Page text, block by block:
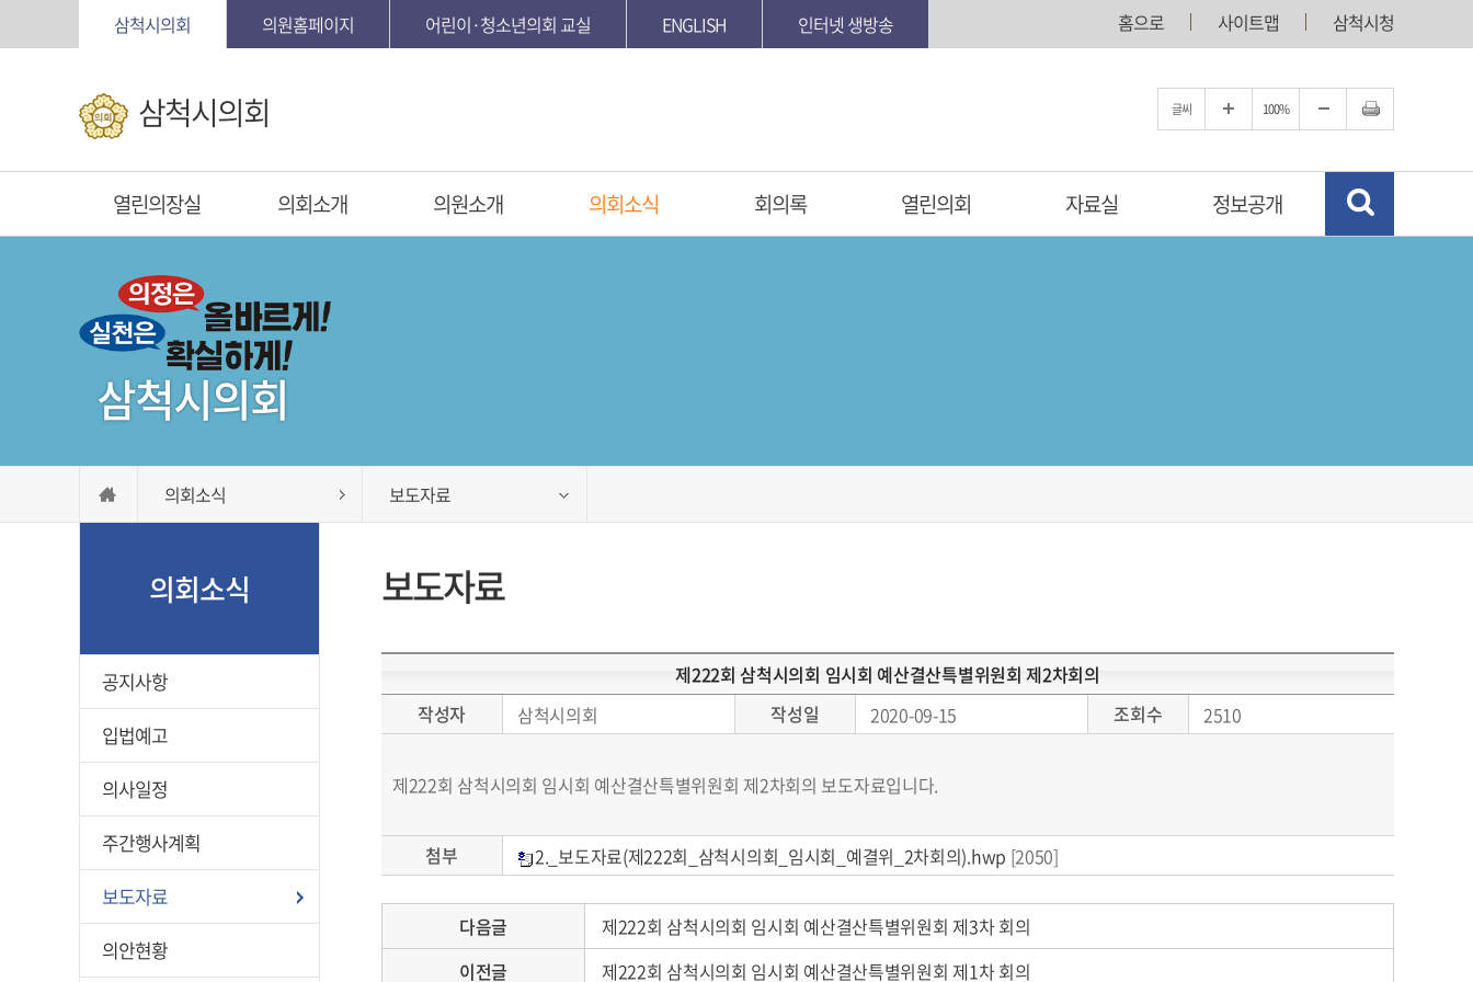
삼척시의회 의원홈페이지 어린이·청소년의회 교실 ENGLISH 인터넷 생방송 홈으로 사이트맵 삼척시청
삼척시의회 글씨 100%
열린의장실 의회소개 의원소개 의회소식 회의록 열린의회 자료실 정보공개
삼척시의회
의회소식 보도자료
의회소식
공지사항
입법예고
의사일정
주간행사계획
보도자료
의안현황
보도자료
제222회 삼척시의회 임시회 예산결산특별위원회 제2차회의
작성자
삼척시의회 작성일 2020-09-15 조회수 2510
제222회 삼척시의회 임시회 예산결산특별위원회 제2차회의 보도자료입니다.
첨부 2._보도자료(제222회_삼척시의회_임시회_예결위_2차회의).hwp [2050]
다음글
제222회 삼척시의회 임시회 예산결산특별위원회 제3차 회의
이전글
제222회 삼척시의회 임시회 예산결산특별위원회 제1차 회의